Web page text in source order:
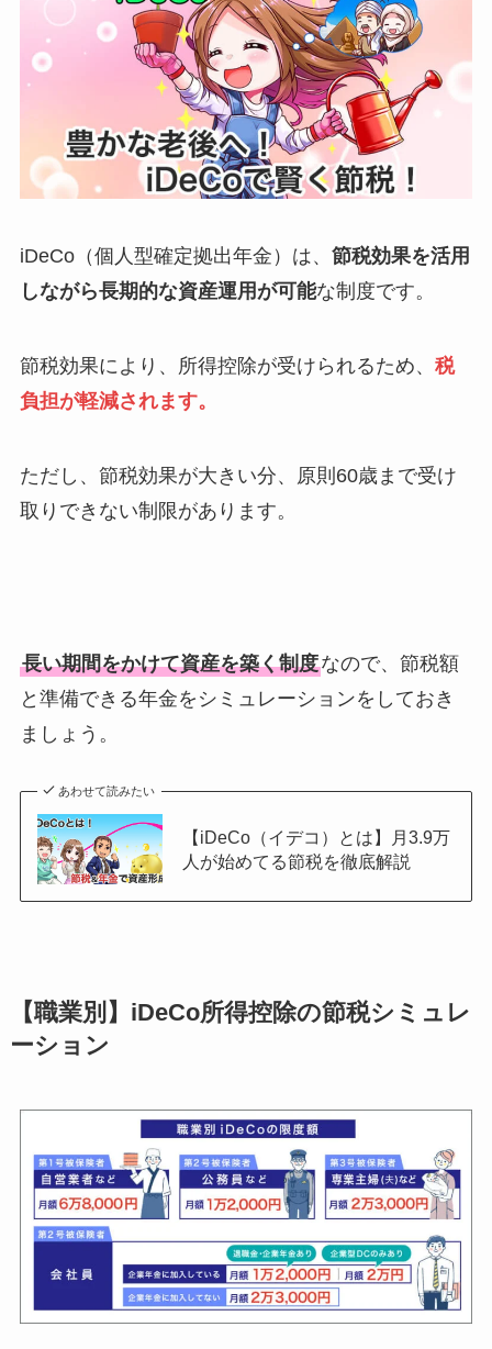
iDeCo（個人型確定拠出年金）は、 節税効果を活用
しながら長期的な資産運用が可能な制度です。
節税効果により、所得控除が受けられるため、 税
負担が軽減されます。
ただし、節税効果が大きい分、原則60歳まで受け
取りできない制限があります。
長い期間をかけて資産を築く制度なので、節税額
と準備できる年金をシミュレーションをしておき
ましょう。
あわせて読みたい
【iDeCo（イデコ）とは】月3.9万
人が始めてる節税を徹底解説
【職業別】iDeCo所得控除の節税シミュレ
ーション